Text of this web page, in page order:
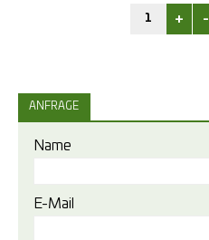
+ -
ANFRAGE
Name
E-Mail